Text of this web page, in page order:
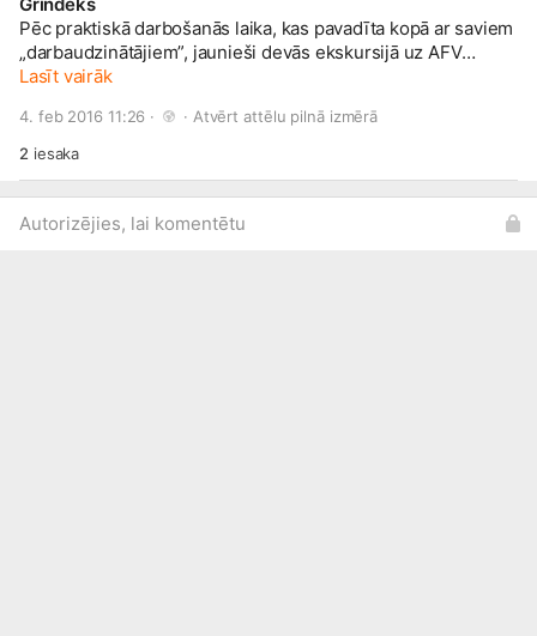
Pēc praktiskā darbošanās laika, kas pavadīta kopā ar saviem
„darbaudzinātājiem”, jaunieši devās ekskursijā uz AFV
ražošanas nodaļu, bet dienas noslēgumā par saviem
izteica mūsu darbinieki, kas pavadīja ar tiem kopā dienu.
Juris Bundulis jauniešiem pasniedza atzinības rakstus no
Lasīt vairāk
4. feb 2016 11:26 · · Atvērt attēlu pilnā izmērā
2 iesaka
Autorizējies, lai komentētu